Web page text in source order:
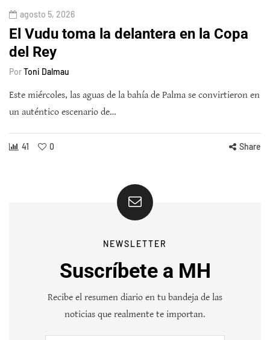
agosto 5, 2026
El Vudu toma la delantera en la Copa
del Rey
PorToni Dalmau
Este miércoles, las aguas de la bahía de Palma se convirtieron en
un auténtico escenario de…
41 0 Share
NEWSLETTER
Suscríbete a MH
Recibe el resumen diario en tu bandeja de las
noticias que realmente te importan.